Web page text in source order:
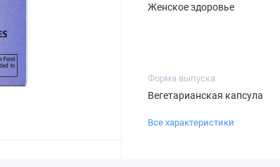
Женское здоровье
Форма выпуска
Вегетарианская капсула
Все характеристики